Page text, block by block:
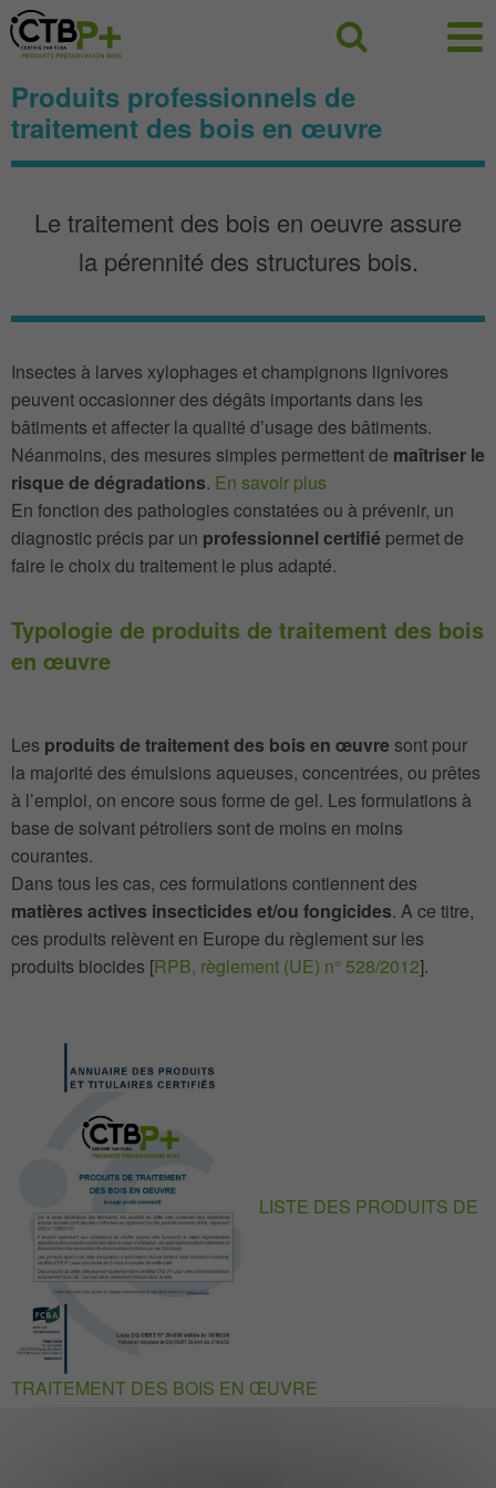
Panneau de gestion des cookies
Produits professionnels de
traitement des bois en œuvre
Le traitement des bois en oeuvre assure
la pérennité des structures bois.
Insectes à larves xylophages et champignons lignivores
peuvent occasionner des dégâts importants dans les
bâtiments et affecter la qualité d’usage des bâtiments.
Néanmoins, des mesures simples permettent de maîtriser le
risque de dégradations. En savoir plus
En fonction des pathologies constatées ou à prévenir, un
diagnostic précis par un professionnel certifié permet de
faire le choix du traitement le plus adapté.
Typologie de produits de traitement des bois
en œuvre
Les produits de traitement des bois en œuvresont pour
la majorité des émulsions aqueuses, concentrées, ou prêtes
à l’emploi, on encore sous forme de gel. Les formulations à
base de solvant pétroliers sont de moins en moins
courantes.
Dans tous les cas, ces formulations contiennent des
matières actives insecticides et/ou fongicides. A ce titre,
ces produits relèvent en Europe du règlement sur les
produits biocides [RPB, règlement (UE) n° 528/2012].
LISTE DES PRODUITS DE
TRAITEMENT DES BOIS EN ŒUVRE